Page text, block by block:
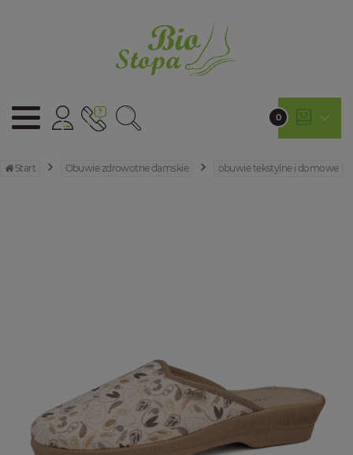
0
Start Obuwie zdrowotne damskie obuwie tekstylne i domowe